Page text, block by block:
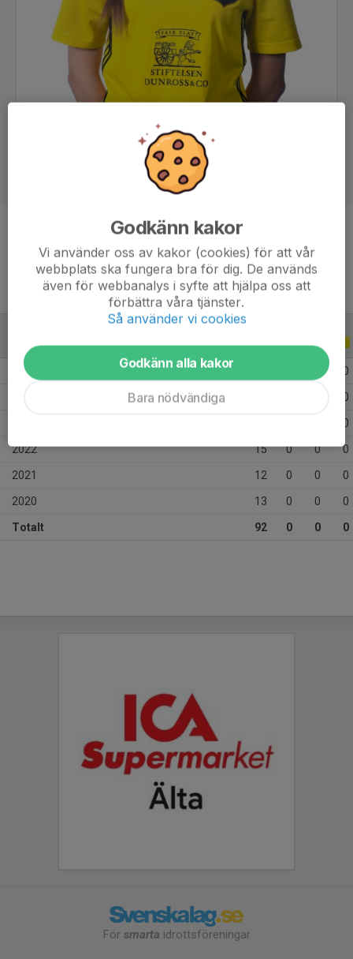
14 år
ALLA SERIER ALLA ÅR
2026 0
0
0
2022 15 0 0 0
2021 12 0 0 0
2020 13 0 0 0
Totalt 92 0 0 0
För smarta idrottsföreningar
Godkänn kakor
Vi använder oss av kakor (cookies) för att vår
webbplats ska fungera bra för dig. De används
även för webbanalys i syfte att hjälpa oss att
förbättra våra tjänster.
Så använder vi cookies
Godkänn alla kakor
Bara nödvändiga